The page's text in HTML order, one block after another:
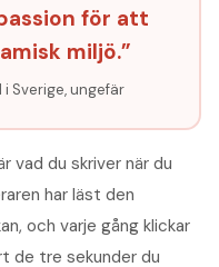
för att
miljö.”
Sverige, ungefär
vad du skriver när du
har läst den
och varje gång klickar
de tre sekunder du